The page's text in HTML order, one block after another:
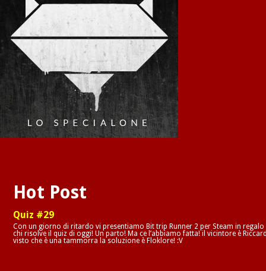
Hot Post
Quiz #29
Con un giorno di ritardo vi presentiamo Bit trip Runner 2 per Steam in regalo
chi risolve il quiz di oggi! Un parto! Ma ce l’abbiamo fatta! il vicintore è
visto che è una tammorra la soluzione è Floklore! :V